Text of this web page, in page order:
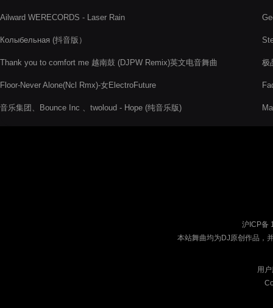
Ailward WERECORDS - Laser Rain
Колыбельная (抖音版）
Thank you to comfort me 越南鼓 (DJPW Remix)英文电音舞曲
Floor-Never Alone(Ncl Rmx)-女ElectroFuture
音乐集团、Bounce Inc 、twoloud - Hope (纯音乐版)
极
沪ICP备
本站舞曲均为DJ原创作品，
用